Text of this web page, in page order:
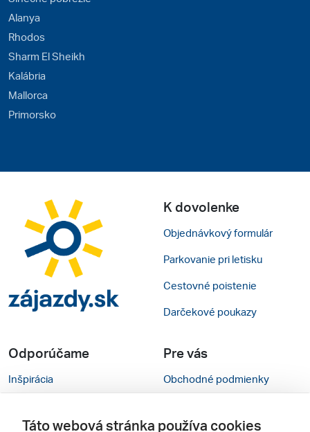
Alanya
Rhodos
Sharm El Sheikh
Kalábria
Mallorca
Primorsko
K dovolenke
Objednávkový formulár
Parkovanie pri letisku
Cestovné poistenie
Darčekové poukazy
Odporúčame
Inšpirácia
Pre vás
Obchodné podmienky
Táto webová stránka používa cookies